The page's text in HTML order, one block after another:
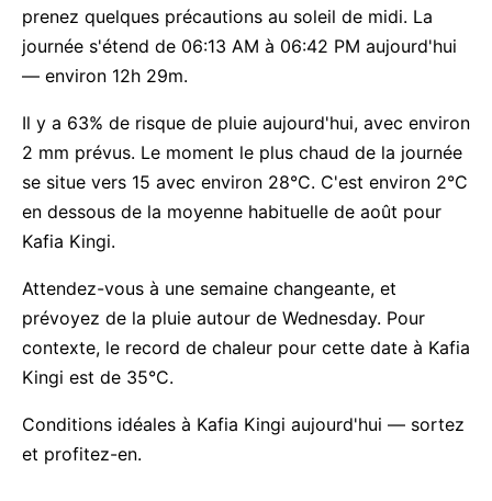
prenez quelques précautions au soleil de midi. La
journée s'étend de 06:13 AM à 06:42 PM aujourd'hui
— environ 12h 29m.
Il y a 63% de risque de pluie aujourd'hui, avec environ
2 mm prévus. Le moment le plus chaud de la journée
se situe vers 15 avec environ 28°C. C'est environ 2°C
en dessous de la moyenne habituelle de août pour
Kafia Kingi.
Attendez-vous à une semaine changeante, et
prévoyez de la pluie autour de Wednesday. Pour
contexte, le record de chaleur pour cette date à Kafia
Kingi est de 35°C.
Conditions idéales à Kafia Kingi aujourd'hui — sortez
et profitez-en.